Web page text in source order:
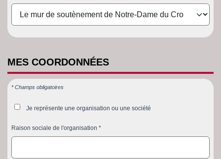
MES COORDONNÉES
* Champs obligatoires
Je représente une organisation ou une société
Raison sociale de l'organisation